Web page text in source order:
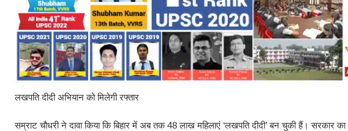
लखपति दीदी अभियान को मिलेगी रफ्तार
सम्राट चौधरी ने दावा किया कि बिहार में अब तक 48 लाख महिलाएं ‘लखपति दीदी’ बन चुकी हैं। सरकार